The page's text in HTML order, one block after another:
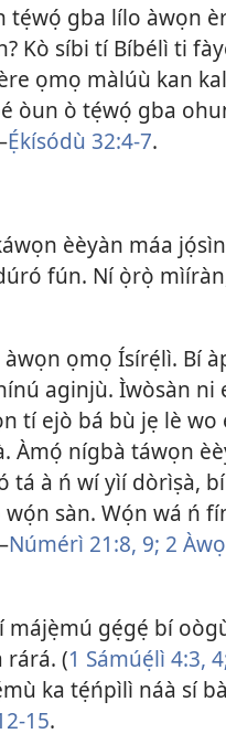
tẹ́wọ́ gba lílo àwọn
Kò síbi tí Bíbélì ti
ọmọ màlúù kan
òun ò tẹ́wọ́ gba
Ẹ́kísódù 32:4-7.
èèyàn máa
fún. Ní ọ̀rọ̀
ọmọ Ísírẹ́lì. Bí
aginjù. Ìwòsàn ni
tí ejò bá bù jẹ lè wo
Àmọ́ nígbà táwọn
tá à ń wí yìí dòrìṣà,
sàn. Wọ́n wá ń
Númérì 21:8, 9; 2
gẹ́gẹ́ bí
rárá. (1 Sámúẹ́lì 4:3,
ka tẹ́ńpìlì náà sí
15.